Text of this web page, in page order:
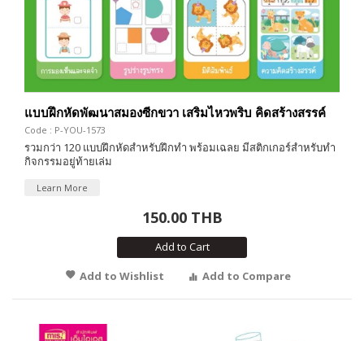
แบบฝึกหัดพัฒนาสมองซีกขวา เสริมไหวพริบ คิดสร้างสรรค์
Code : P-YOU-1573
รวมกว่า 120 แบบฝึกหัดสำหรับฝึกทำ พร้อมเฉลย มีสติกเกอร์สำหรับทำ
กิจกรรมอยู่ท้ายเล่ม
Learn More
150.00 THB
Add to Cart
Add to Wishlist
Add to Compare